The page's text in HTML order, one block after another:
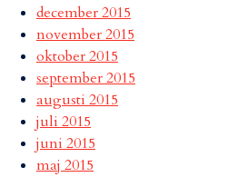
december 2015
november 2015
oktober 2015
september 2015
augusti 2015
juli 2015
juni 2015
maj 2015